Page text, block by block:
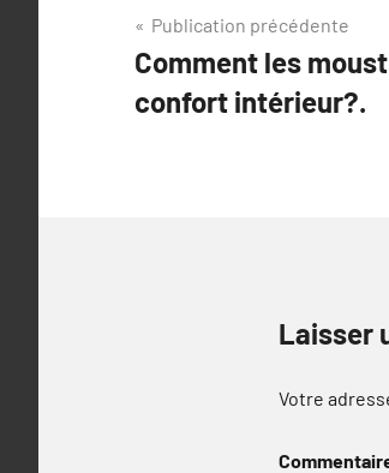
Navigation
de
l’article
Publication précédente
Comment les
confort intérieur?.
Laisser
Votre